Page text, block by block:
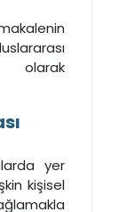
yer
kişisel